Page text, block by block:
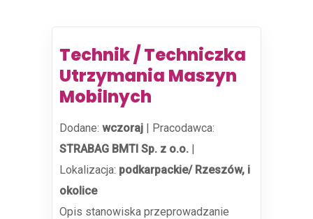
Technik / Techniczka
Utrzymania Maszyn
Mobilnych
Dodane: wczoraj | Pracodawca:
STRABAG BMTI Sp. z o.o. |
Lokalizacja: podkarpackie/ Rzeszów, i
okolice
Opis stanowiska przeprowadzanie